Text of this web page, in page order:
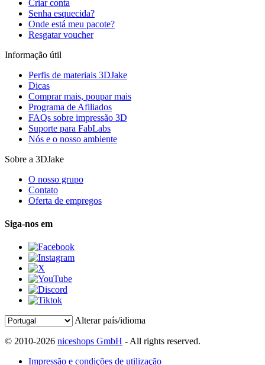
Criar conta
Senha esquecida?
Onde está meu pacote?
Resgatar voucher
Informação útil
Perfis de materiais 3DJake
Dicas
Comprar mais, poupar mais
Programa de Afiliados
FAQs sobre impressão 3D
Suporte para FabLabs
Nós e o nosso ambiente
Sobre a 3DJake
O nosso grupo
Contato
Oferta de empregos
Siga-nos em
Alterar país/idioma
© 2010-2026 niceshops GmbH - All rights reserved.
Impressão e condições de utilização